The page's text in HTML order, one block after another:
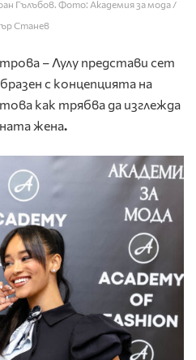
Гълъбов. Фото: Академия за мода /
Станев
– Лулу представи сет
с концепцията на
как трябва да изглежда
жена.